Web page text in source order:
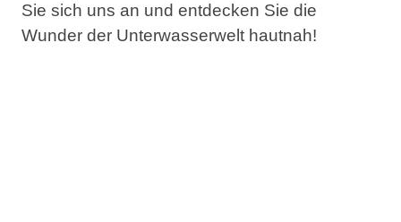
Sie sich uns an und entdecken Sie die
Wunder der Unterwasserwelt hautnah!